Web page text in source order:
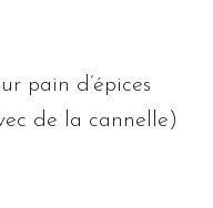
pain d’épices
de la cannelle)